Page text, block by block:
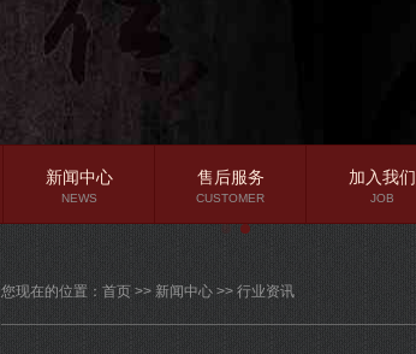
行业资讯
常见问题
新闻中心
NEWS
售后服务
CUSTOMER
加入我们
JOB
您现在的位置： 首页 >> 新闻中心 >> 行业资讯